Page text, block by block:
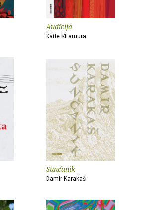
Audicija
Katie Kitamura
Sunčanik
Damir Karakaš